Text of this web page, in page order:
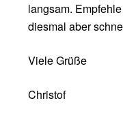
langsam.
diesmal aber
Viele Grüße
Christof